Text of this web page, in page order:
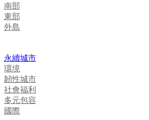
南部
東部
外島
永續城市
環境
韌性城市
社會福利
多元包容
國際